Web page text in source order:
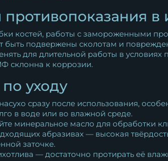
в
костей, работы с замороженными
быть подвержены сколотам и
для длительной работы в
склонна к коррозии.
уходу
сразу после использования,
в воде или во влажной среде.
минеральное масло для обработки
абразивах — высокая
заточке.
— достаточно протирать её